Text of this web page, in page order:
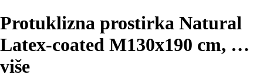
Protuklizna prostirka Natural
Latex-coated M130x190 cm, …
više